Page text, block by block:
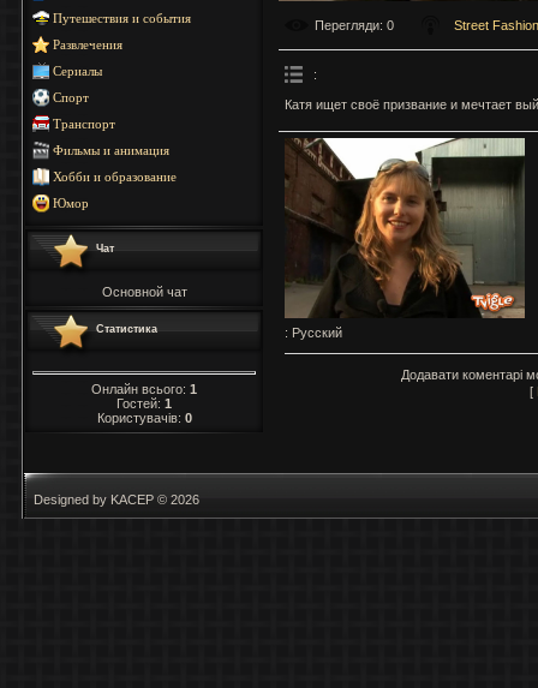
Путешествия и события
Развлечения
Сериалы
Спорт
Транспорт
Фильмы и анимация
Хобби и образование
Юмор
Чат
Основной чат
Статистика
Онлайн всього: 1
Гостей: 1
Користувачів: 0
Перегляди: 0 Street Fashion
:
Катя ищет своё призвание и мечтает
: Русский
Додавати коментарі
[
Designed by KACEP © 2026